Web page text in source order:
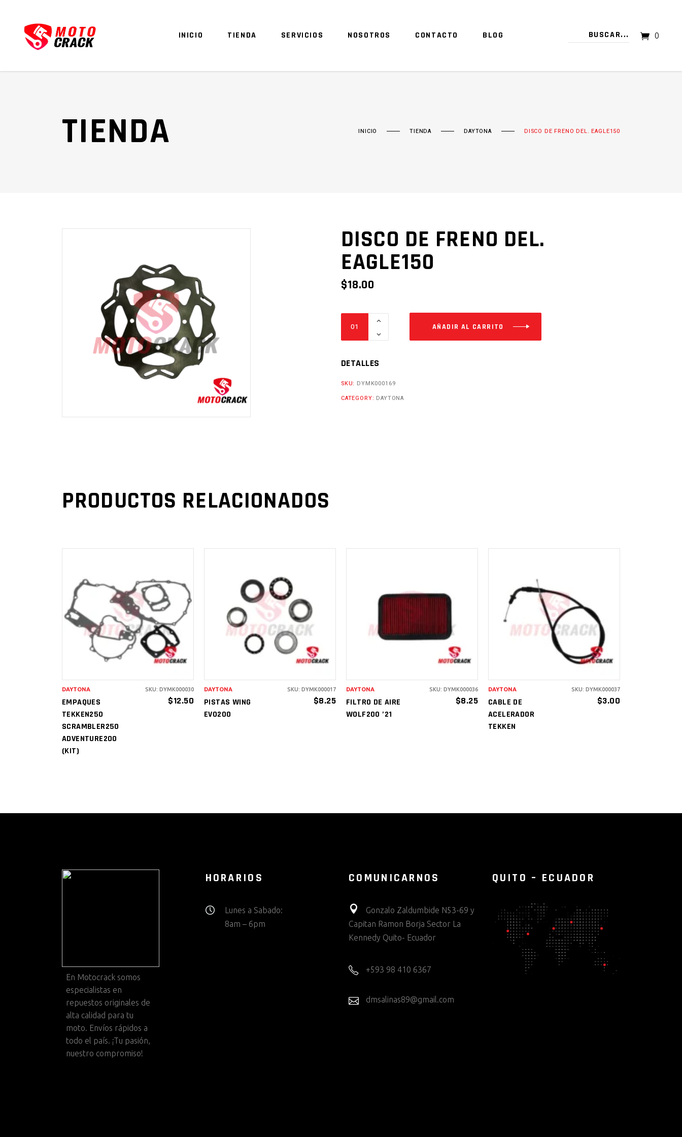
INICIO TIENDA SERVICIOS NOSOTROS CONTACTO BLOG 0
TU CARRITO ESTÁ VACÍO.
TIENDA INICIO TIENDA DAYTONA DISCO DE FRENO DEL. EAGLE150
DISCO DE FRENO DEL.
EAGLE150
$18.00
DEL.
Cantidad
AÑADIR AL CARRITO
DETALLES
SKU: DYMK000169
CATEGORY: DAYTONA
PRODUCTOS RELACIONADOS
AÑADIR AL
CARRITO
EMPAQUES
TEKKEN250
SCRAMBLER250
ADVENTURE200
(KIT)
$12.50
DAYTONA SKU: DYMK000030
AÑADIR AL
CARRITO
PISTAS WING
EVO200
$8.25
DAYTONA SKU: DYMK000017
AÑADIR AL
FILTRO DE AIRE
WOLF200 ’21
$8.25
DAYTONA SKU: DYMK000036
AÑADIR AL
CARRITO
CABLE DE
ACELERADOR
TEKKEN
$3.00
DAYTONA SKU: DYMK000037
En Motocrack somos
especialistas en
repuestos originales de
alta calidad para tu
moto. Envíos rápidos a
todo el país. ¡Tu pasión,
nuestro compromiso!
HORARIOS
Lunes a Sabado:
8am – 6pm
COMUNICARNOS
Gonzalo Zaldumbide N53-69 y
Capitan Ramon Borja Sector La
Kennedy Quito- Ecuador
+593 98 410 6367
dmsalinas89@gmail.com
QUITO – ECUADOR